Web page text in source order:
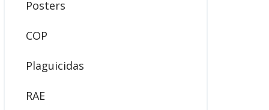
Posters
COP
Plaguicidas
RAE